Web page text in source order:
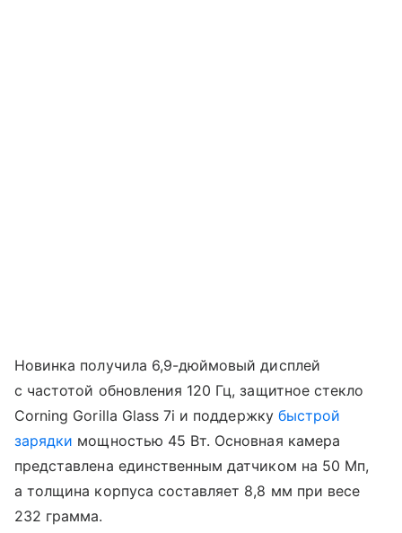
Новинка получила 6,9-дюймовый дисплей
с частотой обновления 120 Гц, защитное стекло
Corning Gorilla Glass 7i и поддержку быстрой
зарядки мощностью 45 Вт. Основная камера
представлена единственным датчиком на 50 Мп,
а толщина корпуса составляет 8,8 мм при весе
232 грамма.